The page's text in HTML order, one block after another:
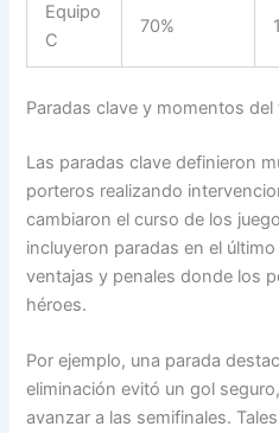
Equipo
C
70% 1
Paradas clave y momentos del
Las paradas clave definieron
porteros realizando
cambiaron el curso de los
incluyeron paradas en el
ventajas y penales donde los
héroes.
Por ejemplo, una parada
eliminación evitó un gol
avanzar a las semifinales.